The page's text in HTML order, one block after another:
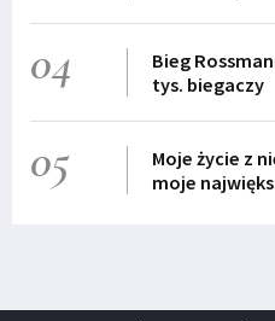
04
Bieg
tys. biegaczy
05
Moje życie z
moje